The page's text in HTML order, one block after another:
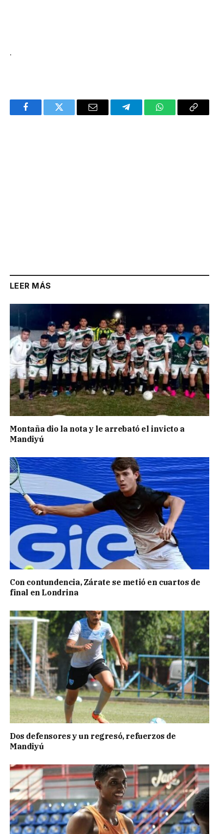
.
FacebookTwitter Email TelegramWhatsAppCopy
LEER MÁS
Montaña dio la nota y le arrebató el invicto a
Mandiyú
Con contundencia, Zárate se metió en cuartos de
final en Londrina
Dos defensores y un regresó, refuerzos de
Mandiyú